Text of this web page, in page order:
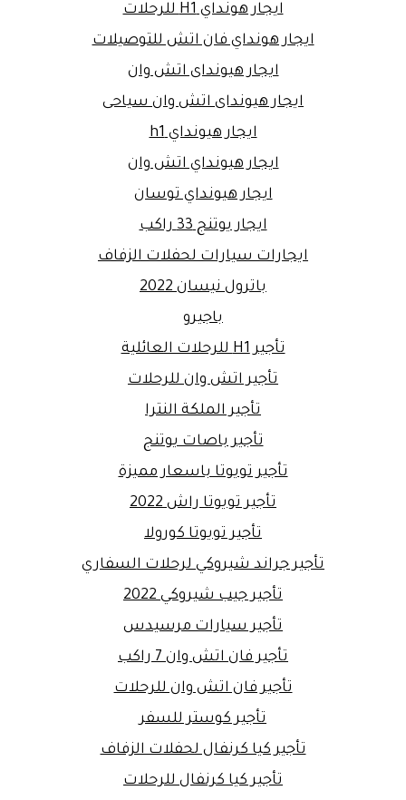
ايجار هونداي H1 للرحلات
ايجار هونداي فان اتش للتوصيلات
ايجار هيونداى اتش وان
ايجار هيونداى اتش وان سياحى
ايجار هيونداي h1
ايجار هيونداي اتش وان
ايجار هيونداي توسان
ايجار يوتنج 33 راكب
ايجارات سيارات لحفلات الزفاف
باترول نيسان 2022
باجيرو
تأجير H1 للرحلات العائلية
تأجير اتش وان للرحلات
تأجير الملكة النترا
تأجير باصات يوتنج
تأجير تويوتا باسعار مميزة
تأجير تويوتا راش 2022
تأجير تويوتا كورولا
تأجير جراند شيروكي لرحلات السفاري
تأجير جيب شيروكي 2022
تأجير سيارات مرسيدس
تأجير فان اتش وان 7 راكب
تأجير فان اتش وان للرحلات
تأجير كوستر للسفر
تأجير كيا كرنفال لحفلات الزفاف
تأجير كيا كرنفال للرحلات